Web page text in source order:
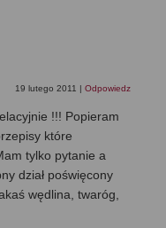
19 lutego 2011 Odpowiedz
!!! Popieram
które
tylko pytanie a
dział poświęcony
wędlina, twaróg,